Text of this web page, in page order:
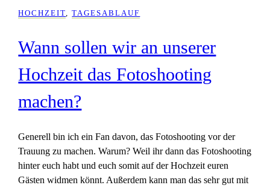
HOCHZEIT, TAGESABLAUF
Wann sollen wir an unserer
Hochzeit das Fotoshooting
machen?
Generell bin ich ein Fan davon, das Fotoshooting vor der
Trauung zu machen. Warum? Weil ihr dann das Fotoshooting
hinter euch habt und euch somit auf der Hochzeit euren
Gästen widmen könnt. Außerdem kann man das sehr gut mit